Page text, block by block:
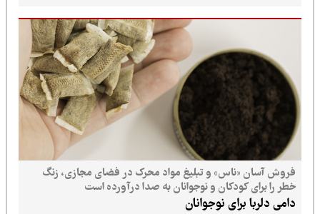
فروش آسان «ناس» و تبلیغ مواد محرک در فضای مجازی، زنگ
خطر را برای کودکان و نوجوانان به صدا درآورده است
دامی دلربا برای نوجوانان